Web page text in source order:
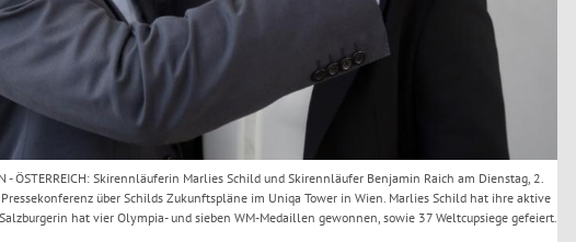
ÖSTERREICH: Skirennläuferin Marlies Schild und Skirennläufer Benjamin Raich am Dienstag, 2.
über Schilds Zukunftspläne im Uniqa Tower in Wien. Marlies Schild hat ihre aktive
hat vier Olympia- und sieben WM-Medaillen gewonnen, sowie 37 Weltcupsiege gefeiert.